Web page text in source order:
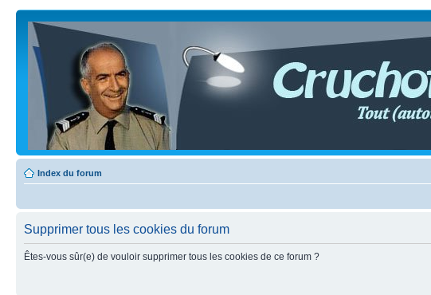
Index du forum
Supprimer tous les cookies du forum
Êtes-vous sûr(e) de vouloir supprimer tous les cookies de ce forum ?